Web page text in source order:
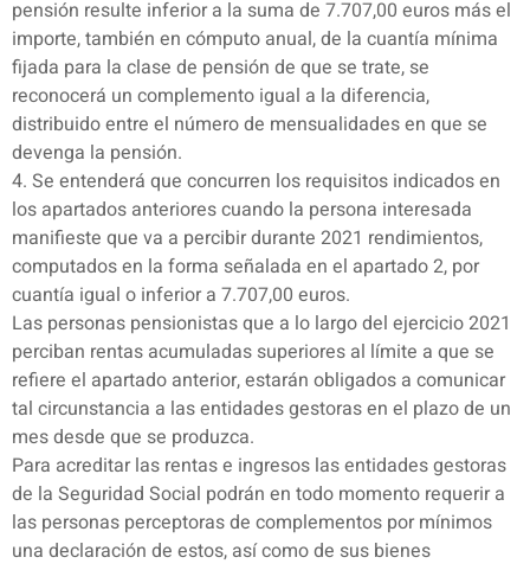
pensión resulte inferior a la suma de 7.707,00 euros más el
importe, también en cómputo anual, de la cuantía mínima
fijada para la clase de pensión de que se trate, se
reconocerá un complemento igual a la diferencia,
distribuido entre el número de mensualidades en que se
devenga la pensión.
4. Se entenderá que concurren los requisitos indicados en
los apartados anteriores cuando la persona interesada
manifieste que va a percibir durante 2021 rendimientos,
computados en la forma señalada en el apartado 2, por
cuantía igual o inferior a 7.707,00 euros.
Las personas pensionistas que a lo largo del ejercicio 2021
perciban rentas acumuladas superiores al límite a que se
refiere el apartado anterior, estarán obligados a comunicar
tal circunstancia a las entidades gestoras en el plazo de un
mes desde que se produzca.
Para acreditar las rentas e ingresos las entidades gestoras
de la Seguridad Social podrán en todo momento requerir a
las personas perceptoras de complementos por mínimos
una declaración de estos, así como de sus bienes